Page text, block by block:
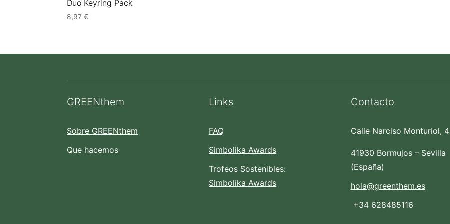
Duo Keyring Pack
8,97€
GREENthem
Sobre GREENthem
Que hacemos
Links
FAQ
Simbolika Awards
Trofeos Sostenibles:
Simbolika Awards
Contacto
Calle Narciso Monturiol, 4
41930 Bormujos – Sevilla
(España)
hola@greenthem.es
+34 628485116